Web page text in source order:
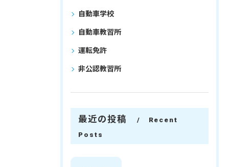
自動車学校
自動車教習所
運転免許
非公認教習所
最近の投稿
Recent
Posts